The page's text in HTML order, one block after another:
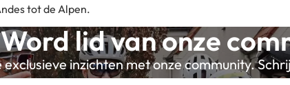
tot de Alpen.
Word lid van onze
inzichten met onze community.